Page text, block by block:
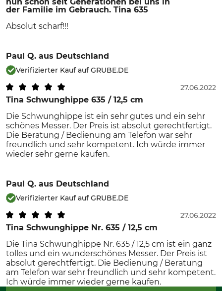
der Familie im Gebrauch. Tina 635
Absolut scharf!!!
Paul Q. aus Deutschland
Verifizierter Kauf auf GRUBE.DE
Tina Schwunghippe 635 / 12,5 cm
27.06.2022
Die Schwunghippe ist ein sehr gutes und ein sehr
schönes Messer. Der Preis ist absolut gerechtfertigt.
Die Beratung / Bedienung am Telefon war sehr
freundlich und sehr kompetent. Ich würde immer
wieder sehr gerne kaufen.
Paul Q. aus Deutschland
Verifizierter Kauf auf GRUBE.DE
Tina Schwunghippe Nr. 635 / 12,5 cm
27.06.2022
Die Tina Schwunghippe Nr. 635 / 12,5 cm ist ein ganz
tolles und ein wunderschönes Messer. Der Preis ist
absolut gerechtfertigt. Die Bedienung / Beratung
am Telefon war sehr freundlich und sehr kompetent.
Ich würde immer wieder gerne kaufen.